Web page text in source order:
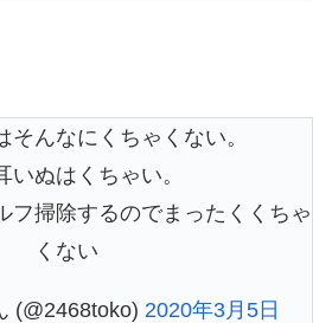
そんなにくちゃくない。
いぬはくちゃい。
フ掃除するのでまったくくちゃ
くない
(@2468toko) 2020年3月5日